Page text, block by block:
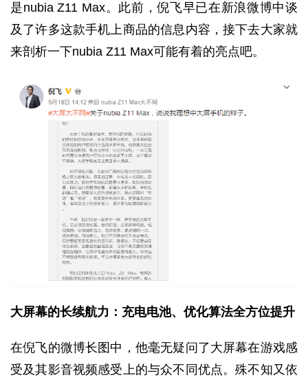
是nubia Z11 Max。此前，倪飞早已在新浪微博中谈
及了许多这款手机上商品的信息内容，接下去大家就
来剖析一下nubia Z11 Max可能有着的亮点吧。
大屏幕的长续航力：充电电池、优化算法全方位提升
在倪飞的微博长图中，他毫无疑问了大屏幕在游戏感
受及其影音视频感受上的与众不同优点。殊不知又依